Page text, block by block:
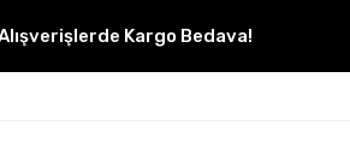
Kargo Bedava!